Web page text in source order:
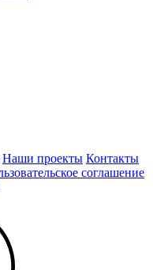
Наши проекты Контакты
соглашение